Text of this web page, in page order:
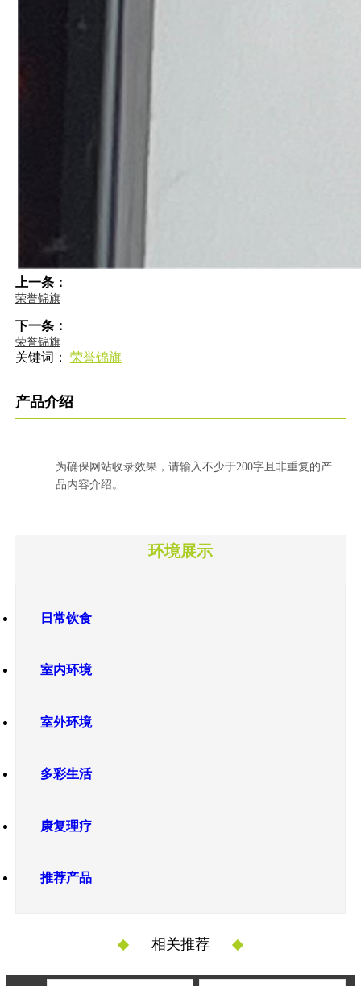
上一条：
荣誉锦旗
下一条：
荣誉锦旗
关键词： 荣誉锦旗
产品介绍
为确保网站收录效果，请输入不少于200字且非重复的产
品内容介绍。
环境展示
日常饮食
室内环境
室外环境
多彩生活
康复理疗
推荐产品
相关推荐